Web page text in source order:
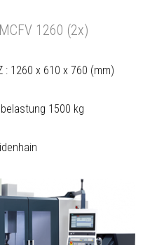
1260 (2x)
: 1260 x 610 x 760 (mm)
1500 kg